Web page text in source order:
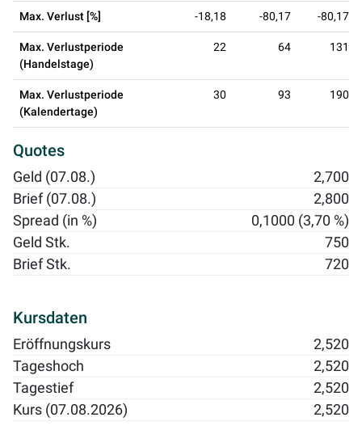
Max. Verlust [%] -18,18 -80,17 -80,17
Max. Verlustperiode
(Handelstage)
22 64 131
Max. Verlustperiode
(Kalendertage)
30 93 190
Quotes
Geld (07.08.)
2,700
Brief (07.08.)
2,800
Spread (in %)
0,1000 (3,70 %)
Geld Stk.
750
Brief Stk.
720
Kursdaten
Eröffnungskurs
2,520
Tageshoch
2,520
Tagestief
2,520
Kurs (07.08.2026)
2,520